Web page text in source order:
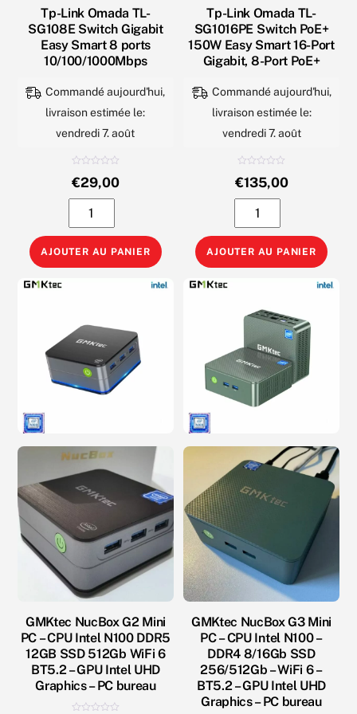
Tp-Link Omada TL-
SG108E Switch Gigabit
Easy Smart 8 ports
10/100/1000Mbps
Commandé aujourd'hui,
livraison estimée le:
vendredi 7. août
o
e
u
r
€29,00
quantité
de
Tp-
Link
SG108E
Switch
Gigabit
Easy
ports
10/100/1000Mbps
AJOUTER AU PANIER
Tp-Link Omada TL-
SG1016PE Switch PoE+
150W Easy Smart 16-Port
Gigabit, 8-Port PoE+
Commandé aujourd'hui,
livraison estimée le:
vendredi 7. août
o
t
e
u
r
€135,00
quantité
de
Tp-
Link
TL-
SG1016PE
Switch
PoE+
150W
16-
Gigabit,
Port
PoE+
AJOUTER AU PANIER
GMKtec NucBox G2 Mini
PC – CPU Intel N100 DDR5
12GB SSD 512Gb WiFi 6
BT5.2 – GPU Intel UHD
Graphics – PC bureau
GMKtec NucBox G3 Mini
PC – CPU Intel N100 –
DDR4 8/16Gb SSD
256/512Gb – WiFi 6 –
BT5.2 – GPU Intel UHD
Graphics – PC bureau